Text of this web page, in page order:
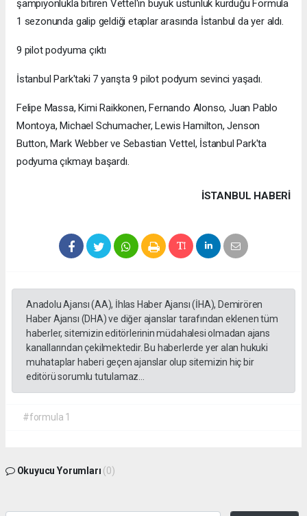
şampiyonlukla bitiren Vettel'in büyük üstünlük kurduğu Formula
1 sezonunda galip geldiği etaplar arasında İstanbul da yer aldı.
9 pilot podyuma çıktı
İstanbul Park'taki 7 yarışta 9 pilot podyum sevinci yaşadı.
Felipe Massa, Kimi Raikkonen, Fernando Alonso, Juan Pablo
Montoya, Michael Schumacher, Lewis Hamilton, Jenson
Button, Mark Webber ve Sebastian Vettel, İstanbul Park'ta
podyuma çıkmayı başardı.
İSTANBUL HABERİ
Anadolu Ajansı (AA), İhlas Haber Ajansı (İHA), Demirören
Haber Ajansı (DHA) ve diğer ajanslar tarafından eklenen tüm
haberler, sitemizin editörlerinin müdahalesi olmadan ajans
kanallarından çekilmektedir. Bu haberlerde yer alan hukuki
muhataplar haberi geçen ajanslar olup sitemizin hiç bir
editörü sorumlu tutulamaz...
#formula 1
Okuyucu Yorumları (0)